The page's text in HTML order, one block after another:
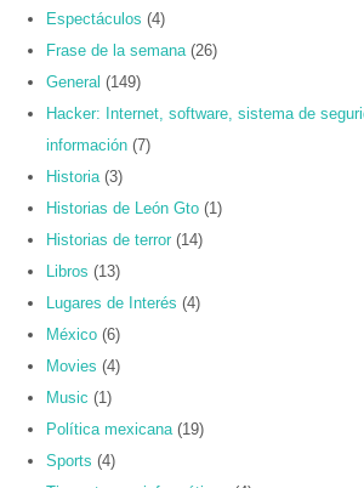
Espectáculos (4)
Frase de la semana (26)
General (149)
Hacker: Internet, software, sistema de
información (7)
Historia (3)
Historias de León Gto (1)
Historias de terror (14)
Libros (13)
Lugares de Interés (4)
México (6)
Movies (4)
Music (1)
Política mexicana (19)
Sports (4)